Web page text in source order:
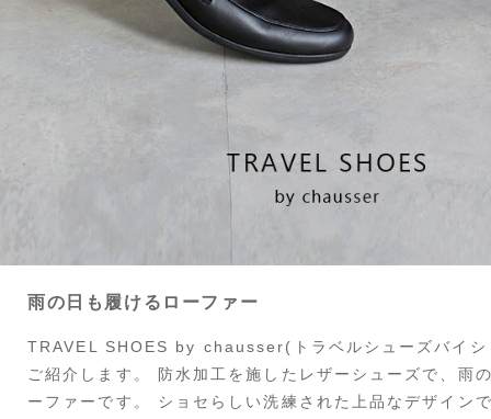
雨の日も履けるローファー
TRAVEL SHOES by chausser(トラベルシューズバイシ
ご紹介します。 防水加工を施したレザーシューズで、雨
ーファーです。 ショセらしい洗練された上品なデザイン